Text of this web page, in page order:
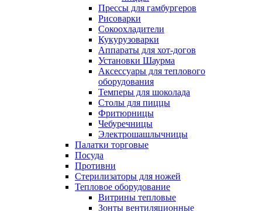
Прессы для гамбургеров
Рисоварки
Сокоохладители
Кукурузоварки
Аппараты для хот-догов
Установки Шаурма
Аксессуары для теплового
оборудования
Темперы для шоколада
Столы для пиццы
Фритюрницы
Чебуречницы
Электрошашлычницы
Палатки торговые
Посуда
Противни
Стерилизаторы для ножей
Тепловое оборудование
Витрины тепловые
Зонты вентиляционные